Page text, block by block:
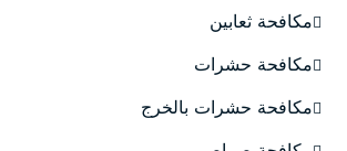
مكافحة ثعابين
مكافحة حشرات
مكافحة حشرات بالخرج